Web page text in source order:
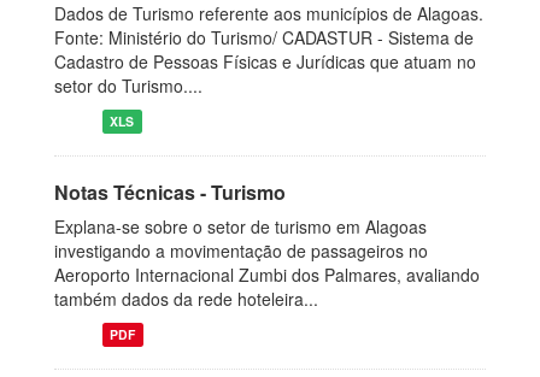
Dados de Turismo referente aos municípios de Alagoas.
Fonte: Ministério do Turismo/ CADASTUR - Sistema de
Cadastro de Pessoas Físicas e Jurídicas que atuam no
setor do Turismo....
XLS
Notas Técnicas - Turismo
Explana-se sobre o setor de turismo em Alagoas
investigando a movimentação de passageiros no
Aeroporto Internacional Zumbi dos Palmares, avaliando
também dados da rede hoteleira...
PDF